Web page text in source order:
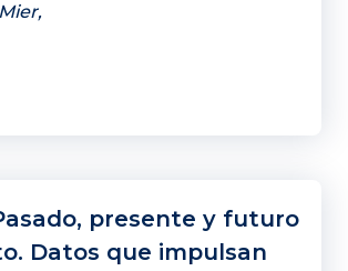
presente y futuro
Datos que impulsan